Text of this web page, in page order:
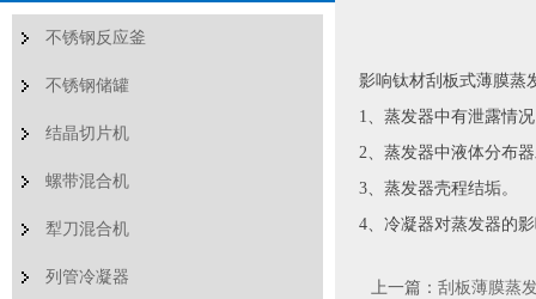
不锈钢反应釜
不锈钢储罐
结晶切片机
螺带混合机
犁刀混合机
列管冷凝器
影响钛材刮板式薄膜蒸
1、蒸发器中有泄露情
2、蒸发器中液体分布
3、蒸发器壳程结垢。
4、冷凝器对蒸发器的
上一篇： 刮板薄膜蒸